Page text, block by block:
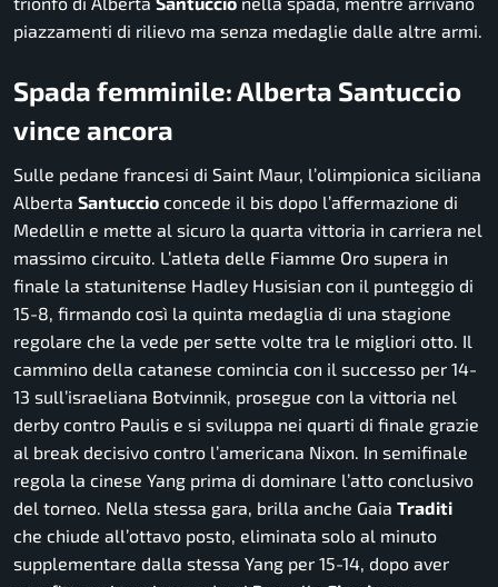
piazzamenti di rilievo ma senza medaglie dalle altre armi.
Spada femminile: Alberta Santuccio
vince ancora
Sulle pedane francesi di Saint Maur, l’olimpionica siciliana
Alberta Santuccio concede il bis dopo l’affermazione di
Medellin e mette al sicuro la quarta vittoria in carriera nel
massimo circuito. L’atleta delle Fiamme Oro supera in
finale la statunitense Hadley Husisian con il punteggio di
15-8, firmando così la quinta medaglia di una stagione
regolare che la vede per sette volte tra le migliori otto. Il
cammino della catanese comincia con il successo per 14-
13 sull’israeliana Botvinnik, prosegue con la vittoria nel
derby contro Paulis e si sviluppa nei quarti di finale grazie
al break decisivo contro l’americana Nixon. In semifinale
regola la cinese Yang prima di dominare l’atto conclusivo
del torneo. Nella stessa gara, brilla anche Gaia Traditi
che chiude all’ottavo posto, eliminata solo al minuto
supplementare dalla stessa Yang per 15-14, dopo aver